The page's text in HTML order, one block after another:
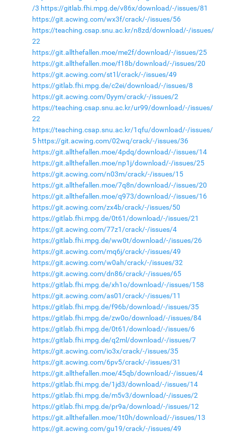
/3 https://gitlab.fhi.mpg.de/v86x/download/-/issues/81
https://git.acwing.com/wx3f/crack/-/issues/56
https://teaching.csap.snu.ac.kr/n8zd/download/-/issues/
22
https://git.allthefallen.moe/me2f/download/-/issues/25
https://git.allthefallen.moe/f18b/download/-/issues/20
https://git.acwing.com/st1l/crack/-/issues/49
https://gitlab.fhi.mpg.de/c2ei/download/-/issues/8
https://git.acwing.com/0yym/crack/-/issues/2
https://teaching.csap.snu.ac.kr/ur99/download/-/issues/
22
https://teaching.csap.snu.ac.kr/1qfu/download/-/issues/
5 https://git.acwing.com/02wq/crack/-/issues/36
https://git.allthefallen.moe/4pdq/download/-/issues/14
https://git.allthefallen.moe/np1j/download/-/issues/25
https://git.acwing.com/n03m/crack/-/issues/15
https://git.allthefallen.moe/7q8n/download/-/issues/20
https://git.allthefallen.moe/q973/download/-/issues/16
https://git.acwing.com/zx4b/crack/-/issues/50
https://gitlab.fhi.mpg.de/0t61/download/-/issues/21
https://git.acwing.com/77z1/crack/-/issues/4
https://gitlab.fhi.mpg.de/ww0t/download/-/issues/26
https://git.acwing.com/mq6j/crack/-/issues/49
https://git.acwing.com/w0ah/crack/-/issues/32
https://git.acwing.com/dn86/crack/-/issues/65
https://gitlab.fhi.mpg.de/xh1o/download/-/issues/158
https://git.acwing.com/as01/crack/-/issues/11
https://gitlab.fhi.mpg.de/f96b/download/-/issues/35
https://gitlab.fhi.mpg.de/zw0o/download/-/issues/84
https://gitlab.fhi.mpg.de/0t61/download/-/issues/6
https://gitlab.fhi.mpg.de/q2ml/download/-/issues/7
https://git.acwing.com/io3x/crack/-/issues/35
https://git.acwing.com/6pv5/crack/-/issues/31
https://git.allthefallen.moe/45qb/download/-/issues/4
https://gitlab.fhi.mpg.de/1jd3/download/-/issues/14
https://gitlab.fhi.mpg.de/m5v3/download/-/issues/2
https://gitlab.fhi.mpg.de/pr9a/download/-/issues/12
https://git.allthefallen.moe/1t0h/download/-/issues/13
https://git.acwing.com/gu19/crack/-/issues/49